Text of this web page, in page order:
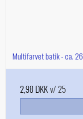
Multifarvet batik - ca.
2,98 DKKv/ 25